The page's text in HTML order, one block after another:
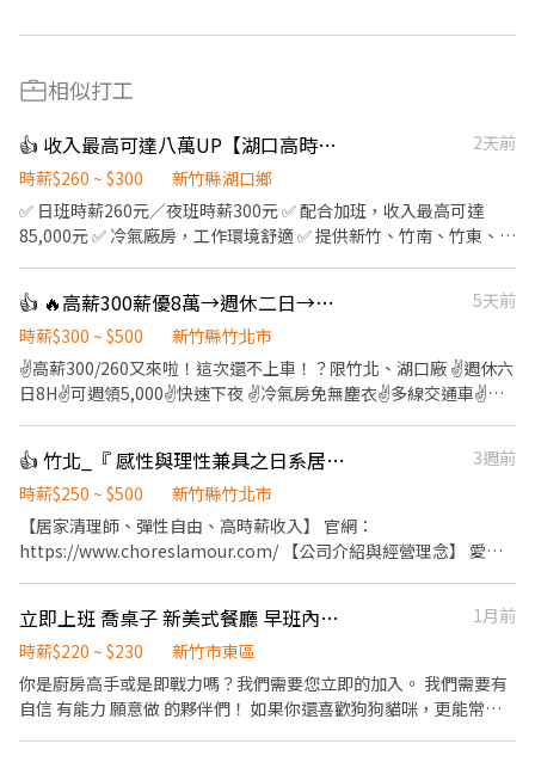
相似打工
👍 收入最高可達八萬UP【湖口高時薪作業員】/周休二日/有交通車/日、夜班
2天前
時薪$260 ~ $300
新竹縣湖口鄉
✅ 日班時薪260元／夜班時薪300元 ✅ 配合加班，收入最高可達
85,000元 ✅ 冷氣廠房，工作環境舒適 ✅ 提供新竹、竹南、竹東、內
裝、目視檢查及測試 * 鎖螺絲及相關產線作業 * 需挪移約5至15公斤
產品，現場備有輔助設備 ### 2. SMT作業 * 產線生產管理 * SMT設
備操作 * 操作英文介面 * 物料準備及備料作業 ### 3. 維修物料作業 *
拆卸螺絲、清潔散熱膏 * 上下物料及掃描二維碼分類 * 使用電子顯
微鏡進行目視檢查 * 電子元件清潔 * GPU／CPU除錫及除膠作業 ---
【上班時間及薪資】 ### 日班 * 上班時間：08:00～17:00 * 時薪：
260元 收入參考： * 休六日，每日工作8小時、不加班：約45,760元
* 休六日，每日工作8小時＋加班2小時：約61,089元 * 配合休假日
加班，最高可達約74,000元 ### 夜班 * 上班時間：20:00～翌日
05:00 * 時薪：300元 收入參考： * 休六日，每日工作8小時、不加
班：約52,800元 * 休六日，每日工作8小時＋加班2小時：約70,408
元 * 配合休假日加班，最高可達約85,000元 ※實際薪資依出勤天
日，原則上休週六、週日。 ※如有加班需求，依現場訂單及排班狀
況安排。 --- ## 【交通車路線】 提供多條交通車路線，包含： * 新
竹市東區* 苗栗竹南* 竹東* 內壢* 楊梅 ※實際停靠站點、搭乘時間
及是否有座位，請於應徵時確認。 --- ★★★★★★★★ 求職窗口
👍 🔥高薪300薪優8萬→週休二日→可週領→速下夜✅Ai伺服器操機組包測✅無經驗可
5天前
時薪$300 ~ $500
新竹縣竹北市
✌️高薪300/260又來啦！這次還不上車！？限竹北、湖口廠 ✌️週休六
日8H✌️可週領5,000✌️快速下夜 ✌️冷氣房免無塵衣✌️多線交通車✌️免
AI伺服器、電腦、通訊器材成品零件。操作機台、組裝、包裝、檢
測、SMT、插件、庫房 ✅ 工作地點： 1️⃣竹北廠：新竹縣竹北市智慧
路（近竹北遠百、Ai智慧園區） 2️⃣湖口廠：新竹縣湖口鄉光復北
路、工業三路（湖口工業區） 3️⃣竹科廠：新竹市東區新安路（新竹
科學園區） ✅ 交通車：竹南、頭份、北埔、竹東、內灣、芎林、南
制度：週休六、日 ✅ 用餐休息：訂便當、7-11、微波、冰箱。用餐
40分鐘，上下各休10分鐘 ~~❣️上班時間/薪資待遇❣️~~ 1️⃣竹北廠：
⭐【日班】08:00 - 17:00 時薪260，領薪約＄45,760～70,000(配合
加班) ⭐【夜班】20:00 - 05:00 時薪300，領薪約＄52,800～
80,000(配合加班) 2️⃣湖口廠： ⭐【日班】08:00 - 17:00 時薪260，
領薪約＄45,760～70,000(配合加班) ⭐【夜班】20:00 - 05:00 時薪
👍 竹北_『 感性與理性兼具之日系居家清潔職人 』愛家適誠徵|收入3-7萬
3週前
時薪$250 ~ $500
新竹縣竹北市
【居家清理師、彈性自由、高時薪收入】 官網：
https://www.choreslamour.com/ 【公司介紹與經營理念】 愛家
品質服務的念頭，堅持嚴格的培訓、把職人逼到該該叫但升遷爽歪
歪的考核，不斷的溝通改進確認所有的程序都符合高品質的專業服
務，在地圖評論中排名台中第一的清潔公司也是當之無愧啊啊啊
啊。 愛家適秉持著’以人為本’才是根本的理念，建立一個有溫
立即上班 喬桌子 新美式餐廳 早班內場廚房助手 時薪220-230 起
1月前
時薪$220 ~ $230
新竹市東區
你是廚房高手或是即戰力嗎？我們需要您立即的加入。 我們需要有
自信 有能力 願意做 的夥伴們！ 如果你還喜歡狗狗貓咪，更能常常